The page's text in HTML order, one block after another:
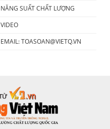
NĂNG SUẤT CHẤT LƯỢNG
VIDEO
EMAIL:TOASOAN@VIETQ.VN